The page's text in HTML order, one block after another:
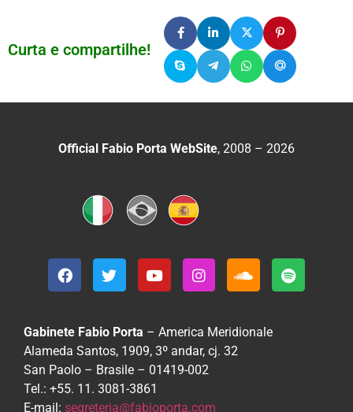
Curta e compartilhe!
Official Fabio Porta WebSite, 2008 – 2026
Gabinete Fabio Porta – America Meridionale
Alameda Santos, 1909, 3º andar, cj. 32
San Paolo – Brasile – 01419-002
Tel.: +55. 11. 3081-3861
E-mail: segreteria@fabioporta.com